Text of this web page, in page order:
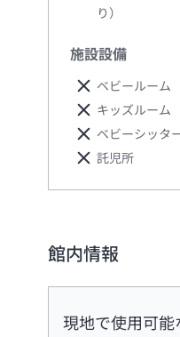
り）
施設設備
ベビールーム
キッズルーム
ベビーシッタ
託児所
館内情報
現地で使用可能